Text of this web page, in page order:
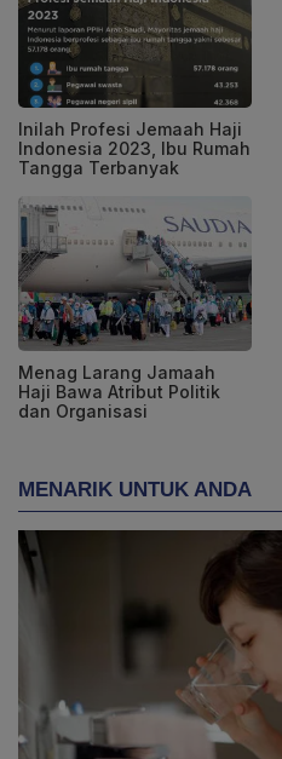
Inilah Profesi Jemaah Haji
Indonesia 2023, Ibu Rumah
Tangga Terbanyak
Menag Larang Jamaah
Haji Bawa Atribut Politik
dan Organisasi